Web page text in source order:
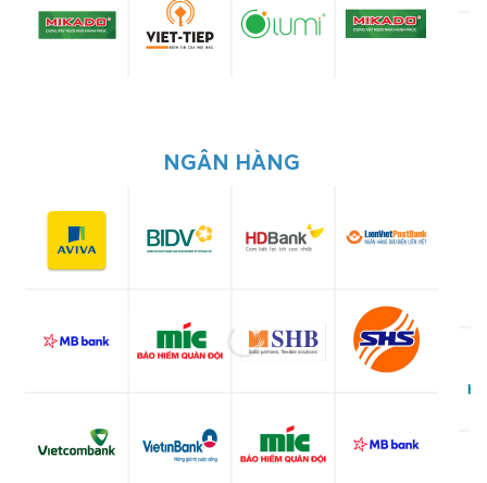
NGÂN HÀNG